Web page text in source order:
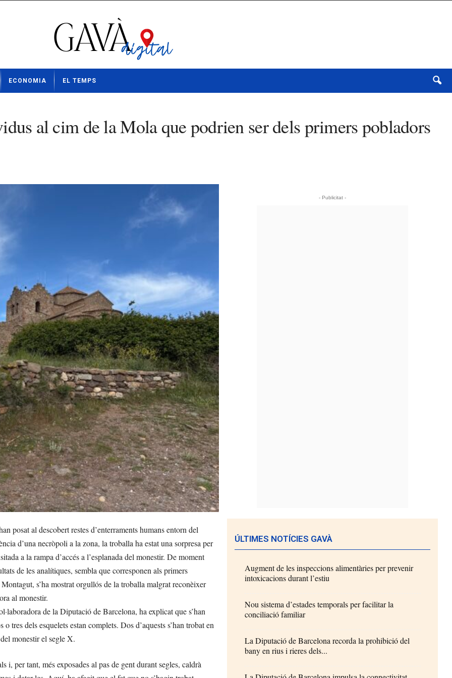
ECONOMIA EL TEMPS
al cim de la Mola que podrien ser dels primers pobladors
posat al descobert restes d’enterraments humans entorn del
d’una necròpoli a la zona, la troballa ha estat una sorpresa per
a la rampa d’accés a l’esplanada del monestir. De moment
de les analítiques, sembla que corresponen als primers
s’ha mostrat orgullós de la troballa malgrat reconèixer
al monestir.
de la Diputació de Barcelona, ha explicat que s’han
dels esquelets estan complets. Dos d’aquests s’han trobat en
monestir el segle X.
i, per tant, més exposades al pas de gent durant segles, caldrà
- Publicitat -
ÚLTIMES NOTÍCIES GAVÀ
Augment de les inspeccions alimentàries per prevenir
intoxicacions durant l’estiu
Nou sistema d’estades temporals per facilitar la
conciliació familiar
La Diputació de Barcelona recorda la prohibició del
bany en rius i rieres dels...